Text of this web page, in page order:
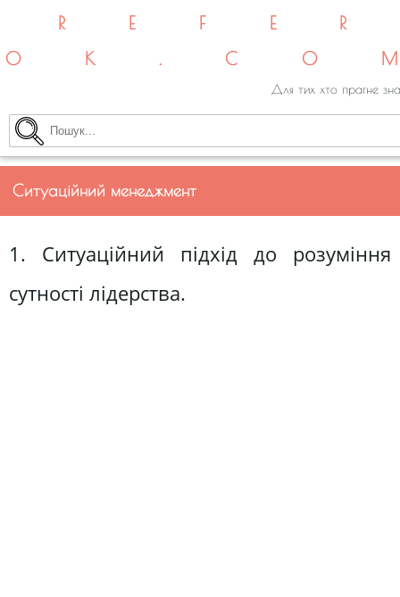
Для тих хто прагне
Cитуаційний менеджмент
1. Ситуаційний підхід до розуміння
сутності лідерства.